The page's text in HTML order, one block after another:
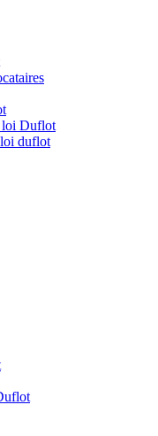
loi Duflot
loi duflot